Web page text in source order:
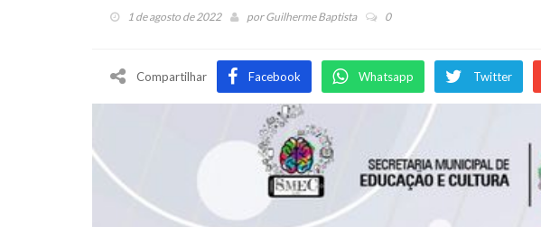
1 de agosto de 2022 porGuilherme Baptista 0
Compartilhar Facebook Whatsapp Twitter